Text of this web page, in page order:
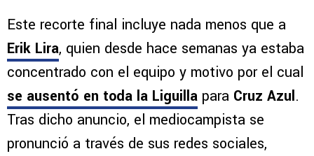
Este recorte final incluye nada menos que a
Erik Lira, quien desde hace semanas ya estaba
concentrado con el equipo y motivo por el cual
se ausentó en toda la Liguilla para Cruz Azul.
Tras dicho anuncio, el mediocampista se
pronunció a través de sus redes sociales,